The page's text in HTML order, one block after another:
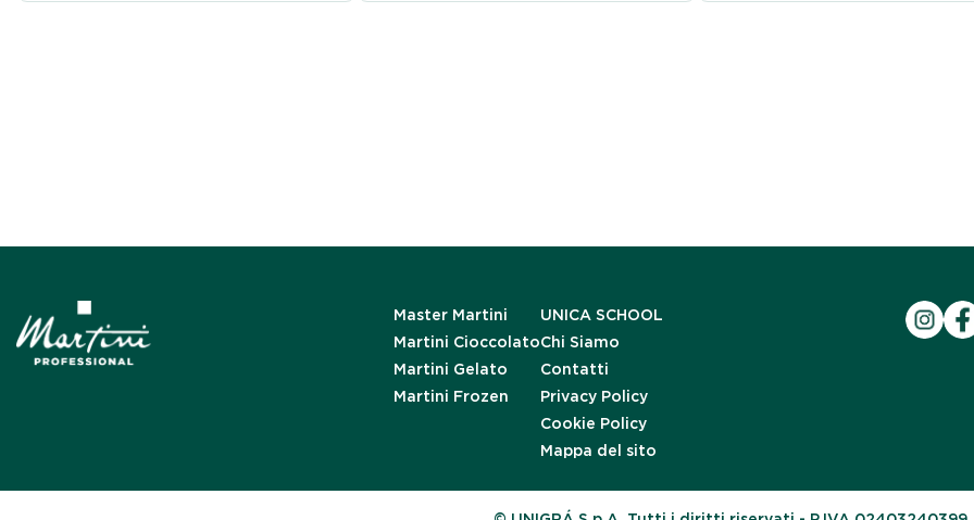
Master Martini
Martini Cioccolato
Martini Gelato
Martini Frozen
UNICA SCHOOL
Chi Siamo
Contatti
Privacy Policy
Cookie Policy
Mappa del sito